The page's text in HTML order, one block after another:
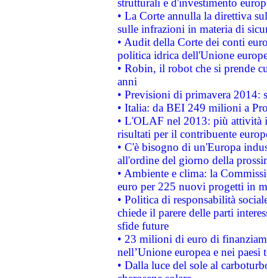
strutturali e d'investimento
• La Corte annulla la direttiva
sulle infrazioni in materia di
• Audit della Corte dei conti
politica idrica dell'Unione
• Robin, il robot che si prende
anni
• Previsioni di primavera 2014:
• Italia: da BEI 249 milioni a
• L'OLAF nel 2013: più attività
risultati per il contribuente
• C'è bisogno di un'Europa
all'ordine del giorno della
• Ambiente e clima: la
euro per 225 nuovi progetti in
• Politica di responsabilità
chiede il parere delle parti
sfide future
• 23 milioni di euro di
nell’Unione europea e nei paesi
• Dalla luce del sole al